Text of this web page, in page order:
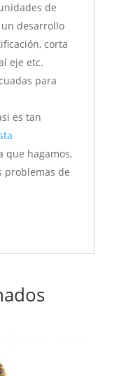
de
desarrollo
corta
eje etc.
para
es tan
que hagamos,
problemas de